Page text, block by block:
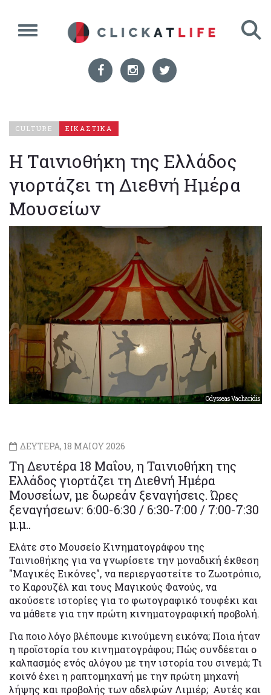
CULTURE ΕΙΚΑΣΤΙΚΑ
Η Ταινιοθήκη της Ελλάδος
γιορτάζει τη Διεθνή Ημέρα
Μουσείων
Odysseas Vacharidis
ΔΕΥΤΕΡΑ, 18 ΜΑΙΟΥ 2026
Τη Δευτέρα 18 Μαΐου, η Ταινιοθήκη της
Ελλάδος γιορτάζει τη Διεθνή Ημέρα
Μουσείων, με δωρεάν ξεναγήσεις. Ώρες
ξεναγήσεων: 6:00-6:30 / 6:30-7:00 / 7:00-7:30
μ.μ..
Ελάτε στο Μουσείο Κινηματογράφου της
Ταινιοθήκης για να γνωρίσετε την μοναδική έκθεση
"Μαγικές Εικόνες", να περιεργαστείτε το Ζωοτρόπιο,
το Καρουζέλ και τους Μαγικούς Φανούς, να
ακούσετε ιστορίες για το φωτογραφικό τουφέκι και
να μάθετε για την πρώτη κινηματογραφική προβολή.
Για ποιο λόγο βλέπουμε κινούμενη εικόνα; Ποια ήταν
η προϊστορία του κινηματογράφου; Πώς συνδέεται ο
καλπασμός ενός αλόγου με την ιστορία του σινεμά; Τι
κοινό έχει η ραπτομηχανή με την πρώτη μηχανή
λήψης και προβολής των αδελφών Λιμιέρ; Αυτές και